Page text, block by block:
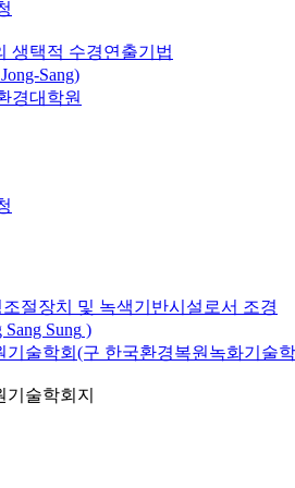
생택적 수경연출기법
Jong-Sang)
경대학원
절장치 및 녹색기반시설로서 조경
Sang Sung )
기술학회(구 한국환경복원녹화기술
술학회지